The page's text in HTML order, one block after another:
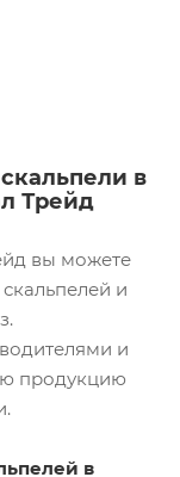
в
Трейд
вы можете
и
и
продукцию
в